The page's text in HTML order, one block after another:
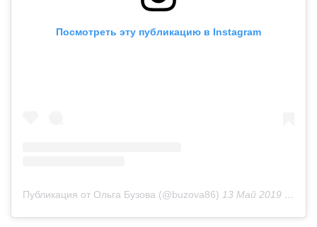
Посмотреть эту публикацию в Instagram
Публикация от Ольга Бузова (@buzova86) 13 Май 2019 в 6:14 PDT